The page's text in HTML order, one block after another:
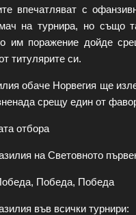
впечатляват с
на турнира, но също
им поражение дойде
титулярите си.
обаче Норвегия ще
срещу един от
отбора
на Световното
Победа, Победа
във всички турнири: